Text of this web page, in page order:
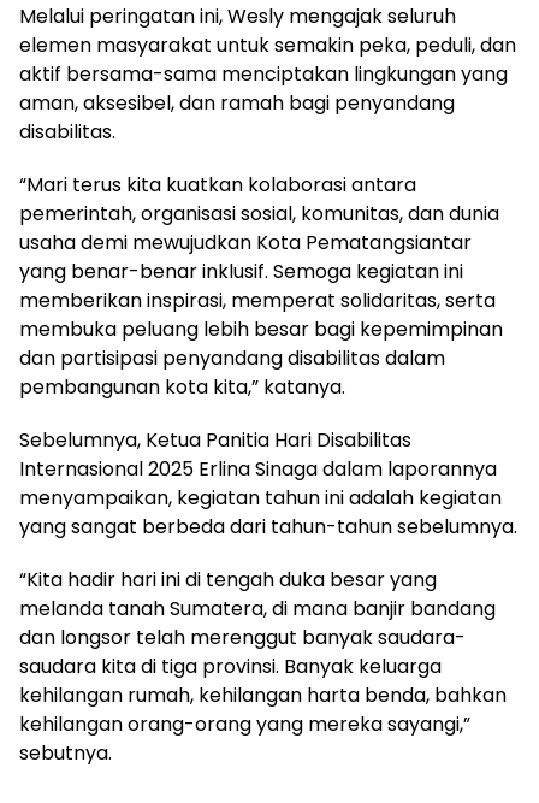
Melalui peringatan ini, Wesly mengajak seluruh
elemen masyarakat untuk semakin peka, peduli, dan
aktif bersama-sama menciptakan lingkungan yang
aman, aksesibel, dan ramah bagi penyandang
disabilitas.
“Mari terus kita kuatkan kolaborasi antara
pemerintah, organisasi sosial, komunitas, dan dunia
usaha demi mewujudkan Kota Pematangsiantar
yang benar-benar inklusif. Semoga kegiatan ini
memberikan inspirasi, memperat solidaritas, serta
membuka peluang lebih besar bagi kepemimpinan
dan partisipasi penyandang disabilitas dalam
pembangunan kota kita,” katanya.
Sebelumnya, Ketua Panitia Hari Disabilitas
Internasional 2025 Erlina Sinaga dalam laporannya
menyampaikan, kegiatan tahun ini adalah kegiatan
yang sangat berbeda dari tahun-tahun sebelumnya.
“Kita hadir hari ini di tengah duka besar yang
melanda tanah Sumatera, di mana banjir bandang
dan longsor telah merenggut banyak saudara-
saudara kita di tiga provinsi. Banyak keluarga
kehilangan rumah, kehilangan harta benda, bahkan
kehilangan orang-orang yang mereka sayangi,”
sebutnya.